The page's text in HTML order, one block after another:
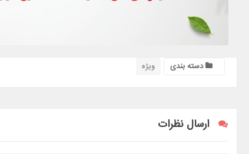
دسته بندی ویژه
ارسال نظرات